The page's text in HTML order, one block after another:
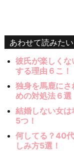
あわせて読みたい
彼氏が楽しく
する理由６こ！
独身を馬鹿に
めの対処法６選
結婚しない女
5つ！
何してる？40
しみ方5選！